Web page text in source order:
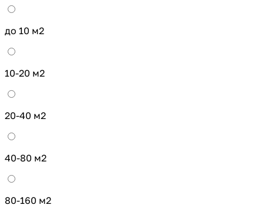
до 10 м2
10-20 м2
20-40 м2
40-80 м2
80-160 м2